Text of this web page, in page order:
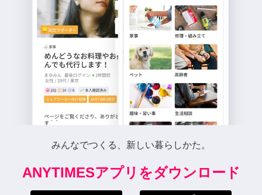
みんなでつくる、新しい暮らしかた。
ANYTIMESアプリをダウンロード